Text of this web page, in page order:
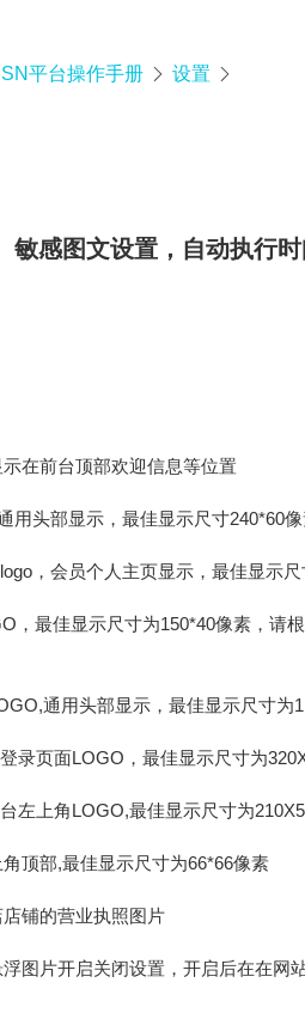
平台操作手册  设置 
敏感图文设置，自动执行
在前台顶部欢迎信息等位置
用头部显示，最佳显示尺寸240*60
，会员个人主页显示，最佳显示尺
，最佳显示尺寸为150*40像素，请
通用头部显示，最佳显示尺寸为
录页面LOGO，最佳显示尺寸为
左上角LOGO,最佳显示尺寸为
顶部,最佳显示尺寸为66*66像素
铺的营业执照图片
图片开启关闭设置，开启后在在网